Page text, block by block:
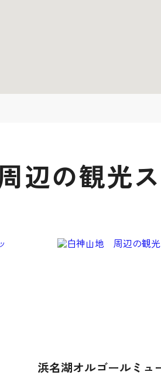
辺の観光
浜名湖オルゴールミュ